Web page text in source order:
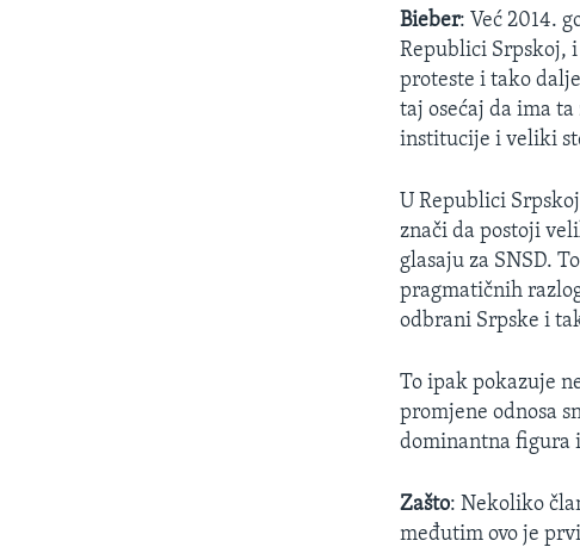
Bieber: Već 2014.
Republici Srpskoj,
proteste i tako
taj osećaj da ima
institucije i veliki
U Republici
znači da postoji
glasaju za SNSD.
pragmatičnih
odbrani Srpske i
To ipak pokazuje
promjene odnosa
dominantna figura
Zašto: Nekoliko
međutim ovo je